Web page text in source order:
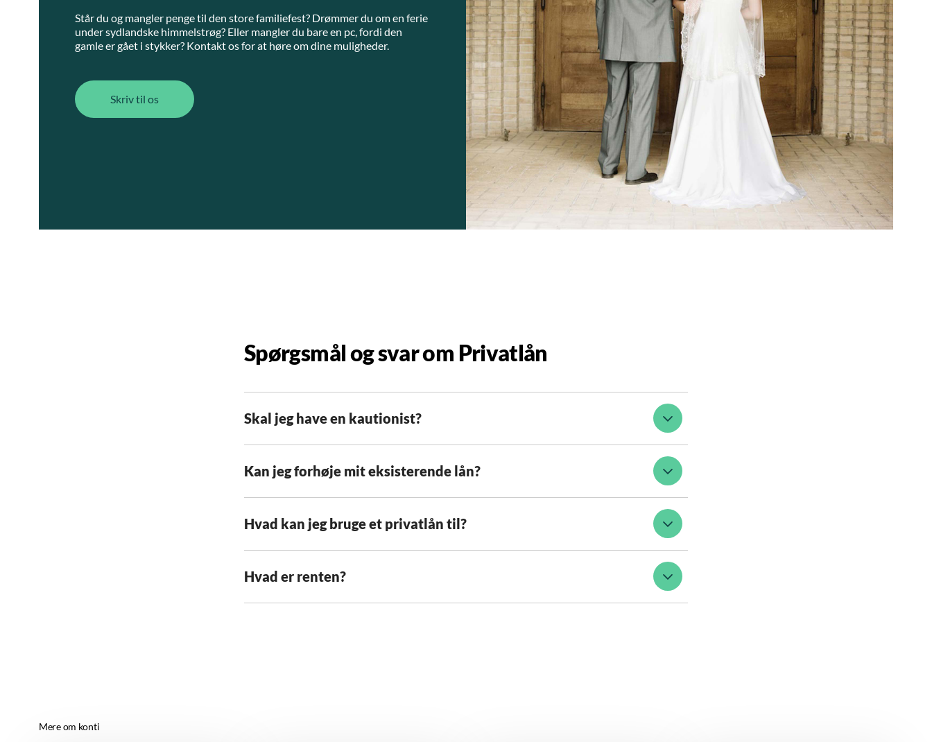
Står du og mangler penge til den store familiefest? Drømmer du om en ferie
under sydlandske himmelstrøg? Eller mangler du bare en pc, fordi den
gamle er gået i stykker? Kontakt os for at høre om dine muligheder.
Skriv til os
Spørgsmål og svar om Privatlån
Skal jeg have en kautionist?
Kan jeg forhøje mit eksisterende lån?
Hvad kan jeg bruge et privatlån til?
Hvad er renten?
Mere om konti